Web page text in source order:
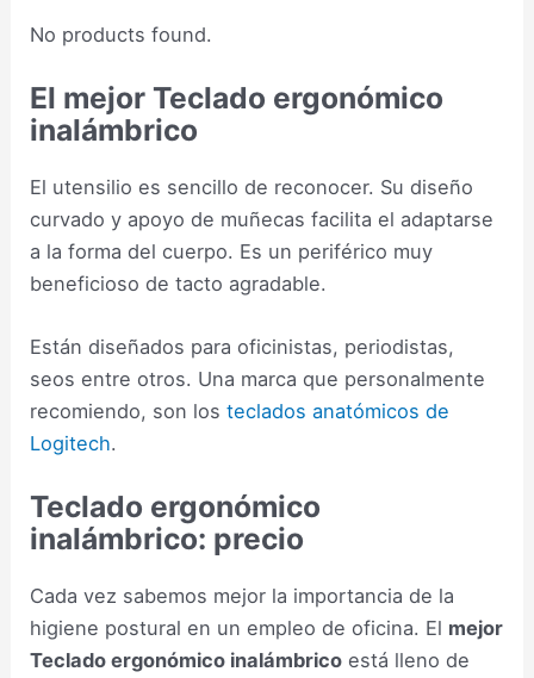
No products found.
El mejor Teclado ergonómico
inalámbrico
El utensilio es sencillo de reconocer. Su diseño
curvado y apoyo de muñecas facilita el adaptarse
a la forma del cuerpo. Es un periférico muy
beneficioso de tacto agradable.
Están diseñados para oficinistas, periodistas,
seos entre otros. Una marca que personalmente
recomiendo, son losteclados anatómicos de
Logitech.
Teclado ergonómico
inalámbrico: precio
Cada vez sabemos mejor la importancia de la
higiene postural en un empleo de oficina. El mejor
Teclado ergonómico inalámbrico está lleno de